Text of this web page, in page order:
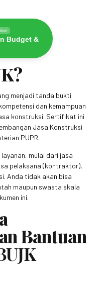
Budget &
menjadi tanda bukti
dan kemampuan
konstruksi. Sertifikat ini
Jasa Konstruksi
PUPR.
mulai dari jasa
pelaksana (kontraktor),
Anda tidak akan bisa
maupun swasta skala
ini.
Bantuan